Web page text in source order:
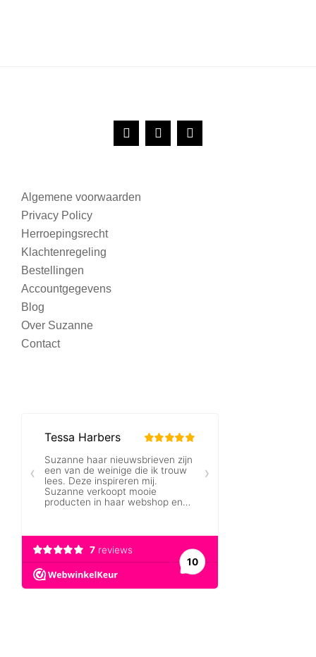
Algemene voorwaarden
Privacy Policy
Herroepingsrecht
Klachtenregeling
Bestellingen
Accountgegevens
Blog
Over Suzanne
Contact